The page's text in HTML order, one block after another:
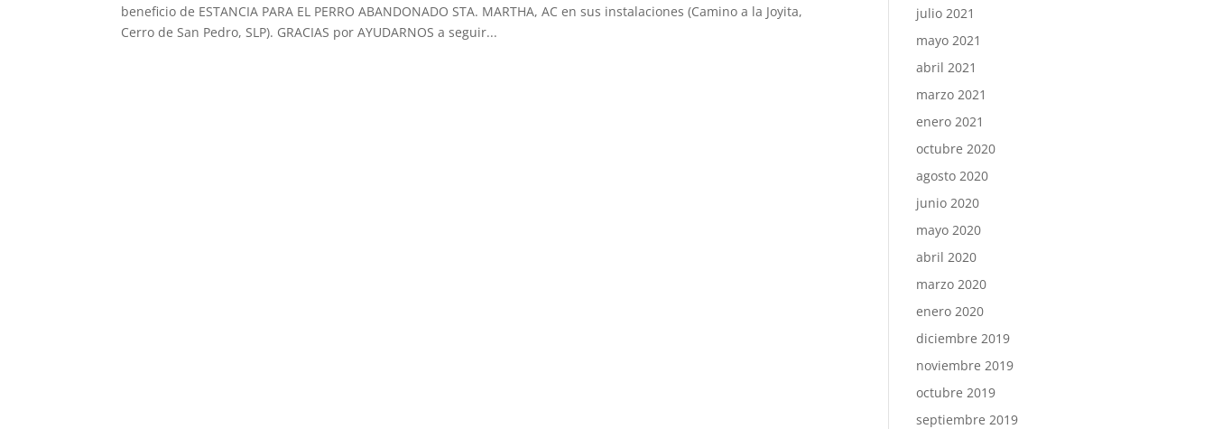
beneficio de ESTANCIA PARA EL PERRO ABANDONADO STA. MARTHA, AC en sus instalaciones (Camino a la Joyita,
Cerro de San Pedro, SLP). GRACIAS por AYUDARNOS a seguir...
julio 2021
mayo 2021
abril 2021
marzo 2021
enero 2021
octubre 2020
agosto 2020
junio 2020
mayo 2020
abril 2020
marzo 2020
enero 2020
diciembre 2019
noviembre 2019
octubre 2019
septiembre 2019